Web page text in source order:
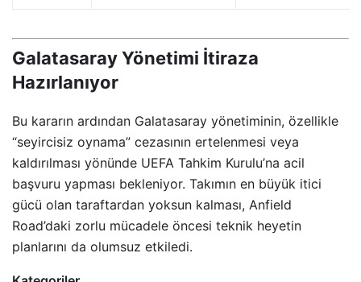
Galatasaray Yönetimi İtiraza
Hazırlanıyor
Bu kararın ardından Galatasaray yönetiminin, özellikle
“seyircisiz oynama” cezasının ertelenmesi veya
kaldırılması yönünde UEFA Tahkim Kurulu’na acil
başvuru yapması bekleniyor. Takımın en büyük itici
gücü olan taraftardan yoksun kalması, Anfield
Road’daki zorlu mücadele öncesi teknik heyetin
planlarını da olumsuz etkiledi.